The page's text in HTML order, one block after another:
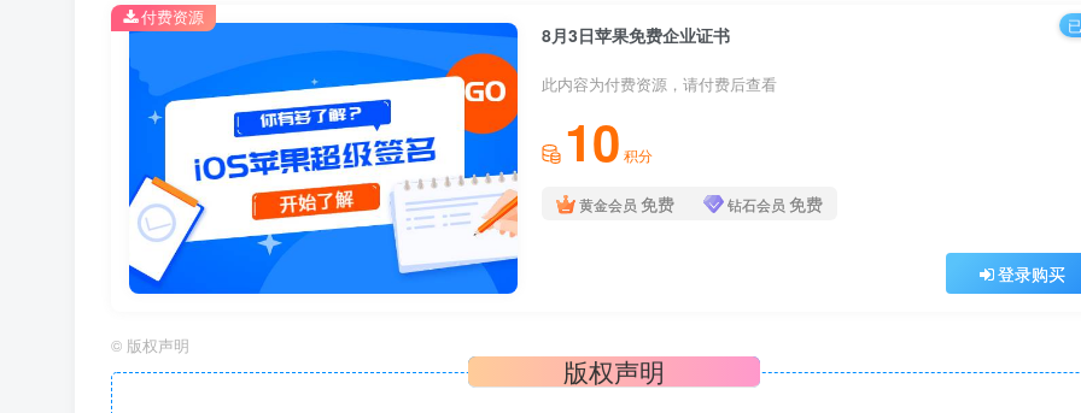
8月3日苹果免费企业证书
此内容为付费资源，请付费后查看
10 积分
黄金会员 免费 钻石会员 免费
登录购买
付费资源
© 版权声明
版权声明